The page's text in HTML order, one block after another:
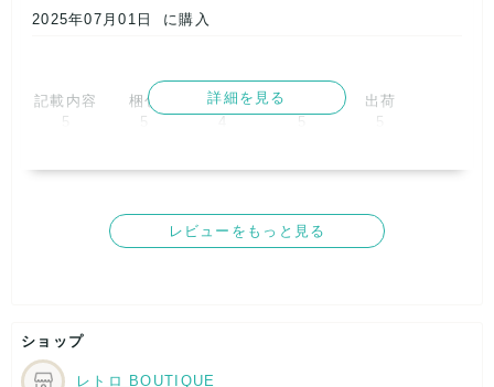
います！
リピーターのお客様に★5ついただけるのは、本当にうれし
これからも良品をそろえて参りますので、また是非ご利用下
スタッフ一同お待ちしております！
レトロBOUTIQUE
2025年07月01日
に購入
記載内容
5
梱包
5
商品満足
5
出荷
5
【ショップからの返信】
2025年07月03日
して参りますので、また是非ご利用ください^^スタッフ一同
お待ちしております！
詳細を見る
レビューをもっと見る
ショップ
レトロ BOUTIQUE